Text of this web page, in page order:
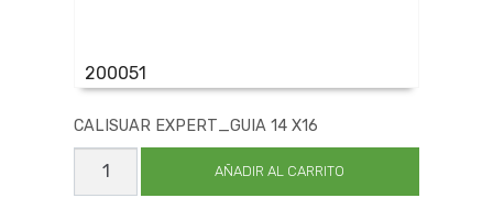
200051
CALISUAR EXPERT_GUIA 14 X16
CALISUAR
EXPERT_GUIA
AÑADIR AL CARRITO